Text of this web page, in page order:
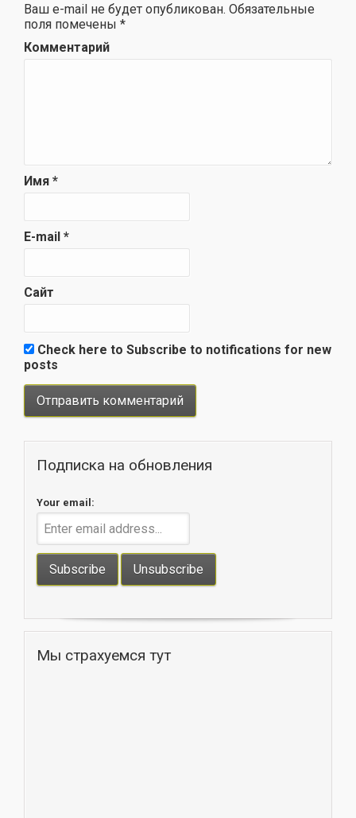
Ваш e-mail не будет опубликован. Обязательные
поля помечены *
Комментарий
Имя *
E-mail *
Сайт
Check here to Subscribe to notifications for new
posts
Подписка на обновления
Your email:
Мы страхуемся тут